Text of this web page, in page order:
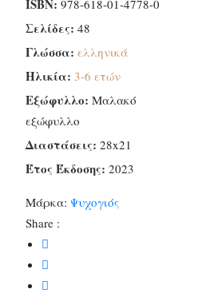
ISBN: 978-618-01-4778-0
Σελίδες: 48
Γλώσσα: ελληνικά
Ηλικία: 3-6 ετών
Εξώφυλλο: Μαλακό
εξώφυλλο
Διαστάσεις: 28x21
Έτος Έκδοσης: 2023
Μάρκα:Ψυχογιός
Share :